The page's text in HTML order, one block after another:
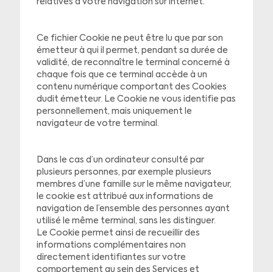
relatives à votre navigation sur internet.
Ce fichier Cookie ne peut être lu que par son
émetteur à qui il permet, pendant sa durée de
validité, de reconnaître le terminal concerné à
chaque fois que ce terminal accède à un
contenu numérique comportant des Cookies
dudit émetteur. Le Cookie ne vous identifie pas
personnellement, mais uniquement le
navigateur de votre terminal.
Dans le cas d’un ordinateur consulté par
plusieurs personnes, par exemple plusieurs
membres d’une famille sur le même navigateur,
le cookie est attribué aux informations de
navigation de l’ensemble des personnes ayant
utilisé le même terminal, sans les distinguer.
Le Cookie permet ainsi de recueillir des
informations complémentaires non
directement identifiantes sur votre
comportement au sein des Services et